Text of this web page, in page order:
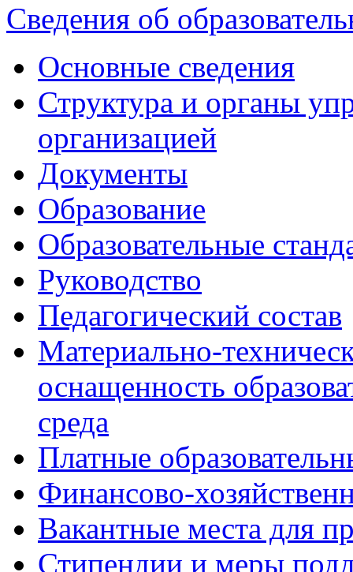
Сведения об
Основные сведения
Структура и органы
организацией
Документы
Образование
Образовательные
Руководство
Педагогический состав
Материально-
оснащенность
среда
Платные
Финансово-
Вакантные места для
Стипендии и меры